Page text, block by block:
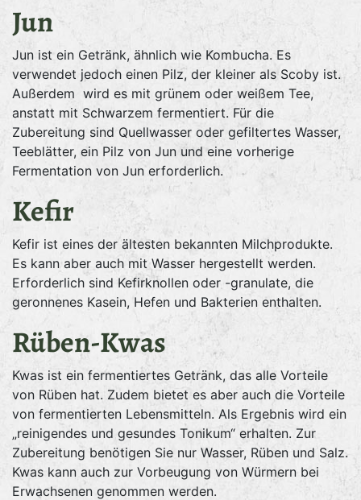
Jun
Jun ist ein Getränk, ähnlich wie Kombucha. Es
verwendet jedoch einen Pilz, der kleiner als Scoby ist.
Außerdem wird es mit grünem oder weißem Tee,
anstatt mit Schwarzem fermentiert. Für die
Zubereitung sind Quellwasser oder gefiltertes Wasser,
Teeblätter, ein Pilz von Jun und eine vorherige
Fermentation von Jun erforderlich.
Kefir
Kefir ist eines der ältesten bekannten Milchprodukte.
Es kann aber auch mit Wasser hergestellt werden.
Erforderlich sind Kefirknollen oder -granulate, die
geronnenes Kasein, Hefen und Bakterien enthalten.
Rüben-Kwas
Kwas ist ein fermentiertes Getränk, das alle Vorteile
von Rüben hat. Zudem bietet es aber auch die Vorteile
von fermentierten Lebensmitteln. Als Ergebnis wird ein
„reinigendes und gesundes Tonikum“ erhalten. Zur
Zubereitung benötigen Sie nur Wasser, Rüben und Salz.
Kwas kann auch zur Vorbeugung von Würmern bei
Erwachsenen genommen werden.